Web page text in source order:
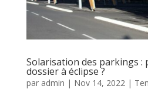
Solarisation des parkings :
dossier à éclipse ?
par admin | Nov 14, 2022|